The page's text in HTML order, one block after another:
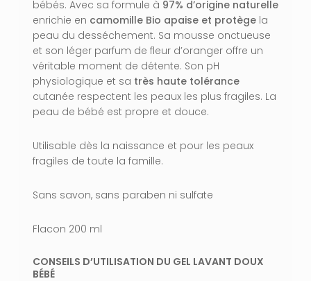
VOTRE PANIER EST VIDE.
bébés. Avec sa formule à 97% d’origine naturelle
enrichie en camomille Bio apaise et protègela
peau du desséchement. Sa mousse onctueuse
et son léger parfum de fleur d’oranger offre un
véritable moment de détente. Son pH
physiologique et sa très haute tolérance
cutanée respectent les peaux les plus fragiles. La
peau de bébé est propre et douce.
Utilisable dès la naissance et pour les peaux
fragiles de toute la famille.
Sans savon, sans paraben ni sulfate
Flacon 200 ml
CONSEILS D’UTILISATION DU GEL LAVANT DOUX
BÉBÉ